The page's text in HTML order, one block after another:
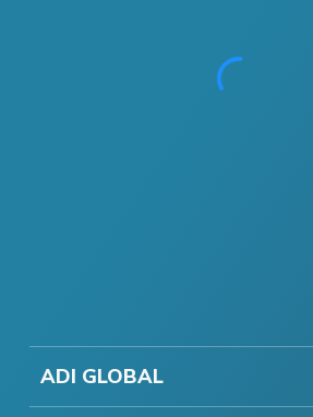
ADI GLOBAL